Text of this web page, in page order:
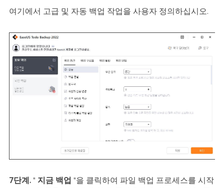
여기에서 고급 및 자동 백업 작업을 사용자 정의하십시오.
7단계." 지금 백업 "을 클릭하여 파일 백업 프로세스를 시작